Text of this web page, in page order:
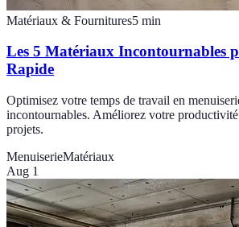
Matériaux & Fournitures5 min
Les 5 Matériaux Incontournables
Rapide
Optimisez votre temps de travail en
incontournables. Améliorez votre
projets.
MenuiserieMatériaux
Aug 1